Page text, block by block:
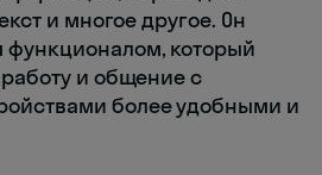
и многое другое. Он
который
и общение с
более удобными и